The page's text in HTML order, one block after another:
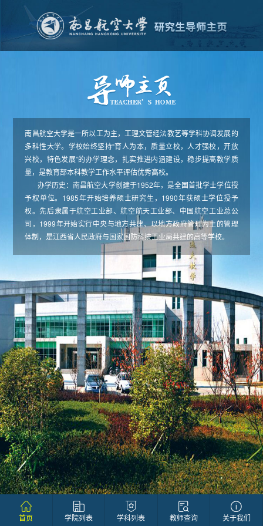
南昌航空大学是一所以工为主，工理文管经法教艺等学科协调发展的
多科性大学。学校始终坚持“育人为本，质量立校，人才强校，开放
兴校，特色发展”的办学理念，扎实推进内涵建设，稳步提高教学质
量，是教育部本科教学工作水平评估优秀高校。
办学历史：南昌航空大学创建于1952年，是全国首批学士学位授
予权单位。1985年开始培养硕士研究生，1990年获硕士学位授予
权。先后隶属于航空工业部、航空航天工业部、中国航空工业总公
司，1999年开始实行中央与地方共建、以地方政府管理为主的管理
体制，是江西省人民政府与国家国防科技工业局共建的高等学校。
首页 学院列表 学科列表 教师查询 关于我们